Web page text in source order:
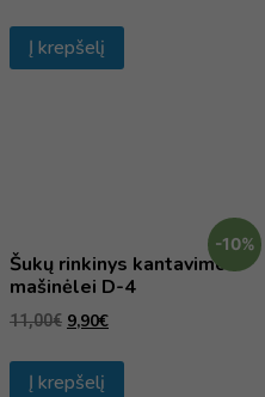
Į krepšelį
-10%
Šukų rinkinys kantavimo
mašinėlei D-4
11,00€ 9,90€
Į krepšelį